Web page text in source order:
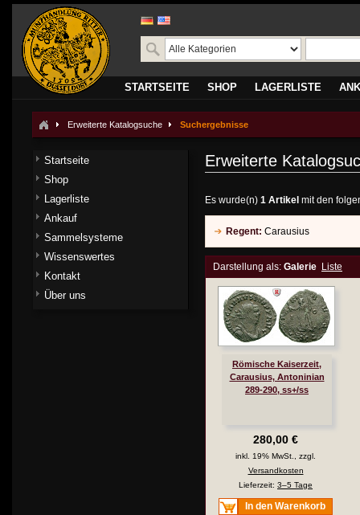
STARTSEITE SHOP LAGERLISTE
Erweiterte Katalogsuche Suchergebnisse
Erweiterte
Es wurde(n) 1 Artikel mit den
Regent: Carausius
Darstellung als: Galerie Liste
Römische Kaiserzeit,
Carausius, Antoninian
289-290, ss+/ss
280,00 €
inkl. 19% MwSt., zzgl.
Versandkosten
Lieferzeit: 3–5 Tage
In den Warenkorb
Startseite
Shop
Lagerliste
Ankauf
Sammelsysteme
Wissenswertes
Kontakt
Über uns